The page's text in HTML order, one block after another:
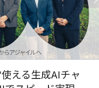
える生成AIチャ